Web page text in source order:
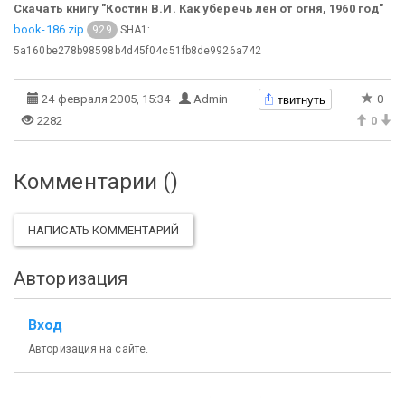
Скачать книгу "Костин В.И. Как уберечь лен от огня, 1960 год"
book-186.zip
929
SHA1:
5a160be278b98598b4d45f04c51fb8de9926a742
24 февраля 2005, 15:34 Admin твитнуть
0
2282
0
Комментарии ()
НАПИСАТЬ КОММЕНТАРИЙ
Авторизация
Вход
Авторизация на сайте.